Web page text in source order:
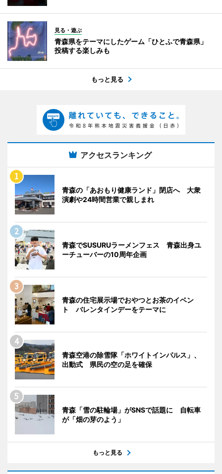
見る・遊ぶ
青森県をテーマにしたゲーム「ひとふで青森県」
投稿する楽しみも
もっと見る
アクセスランキング
青森の「あおもり健康ランド」閉店へ 大衆
演劇や24時間営業で親しまれ
青森でSUSURUラーメンフェス 青森出身ユ
ーチューバーの10周年企画
青森の住宅展示場でおやつとお茶のイベン
ト バレンタインデーをテーマに
青森空港の除雪隊「ホワイトインパルス」、
出動式 県民の空の足を確保
青森「雪の駐輪場」がSNSで話題に 自転車
が「畑の芽のよう」
もっと見る